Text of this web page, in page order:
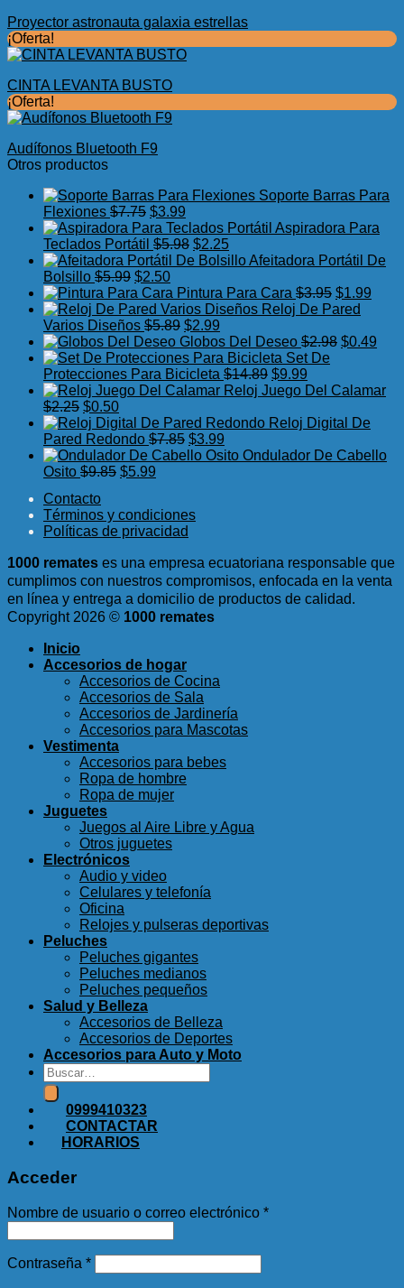
Proyector astronauta galaxia estrellas
¡Oferta!
CINTA LEVANTA BUSTO
¡Oferta!
Audífonos Bluetooth F9
Otros productos
Soporte Barras Para
Flexiones $7.75 El
precio
original
era:
$7.75.
$3.99
precio
actual
es:
Aspiradora Para
Teclados Portátil $5.98 El
precio
era:
$5.98.
$2.25El
precio
es:
$2.25.
Afeitadora Portátil De
Bolsillo $5.99 El
precio
original
era:
$5.99.
$2.50El
precio
actual
es:
$2.50.
Pintura Para Cara $3.95 El
precio
era:
$1.99
es:
Reloj De Pared
Varios Diseños $5.89 El
precio
original
era:
$5.89.
$2.99
precio
actual
es:
$2.99.
Globos Del Deseo $2.98 El
era:
$0.49
es:
Set De
Protecciones Para Bicicleta $14.89 El
precio
era:
$9.99
precio
es:
Reloj Juego Del Calamar
$2.25 El
precio
original
era:
$2.25.
$0.50El
precio
actual
es:
$0.50.
Reloj Digital De
Pared Redondo $7.85 El
precio
$3.99
precioOndulador De Cabello
Osito $9.85 El
era:
$9.85.
$5.99
es:
$5.99.
Contacto
Términos y condiciones
Políticas de privacidad
1000 remates es una empresa ecuatoriana responsable que
cumplimos con nuestros compromisos, enfocada en la venta
en línea y entrega a domicilio de productos de calidad.
Copyright 2026 © 1000 remates
Inicio
Accesorios de hogar
Accesorios de Cocina
Accesorios de Sala
Accesorios de Jardinería
Accesorios para Mascotas
Vestimenta
Accesorios para bebes
Ropa de hombre
Ropa de mujer
Juguetes
Juegos al Aire Libre y Agua
Otros juguetes
Electrónicos
Audio y video
Celulares y telefonía
Oficina
Relojes y pulseras deportivas
Peluches
Peluches gigantes
Peluches medianos
Peluches pequeños
Salud y Belleza
Accesorios de Belleza
Accesorios de Deportes
Accesorios para Auto y Moto
Buscar
por:
0999410323
CONTACTAR
HORARIOS
Acceder
Nombre de usuario o correo electrónico *Obligatorio
Contraseña *Obligatorio